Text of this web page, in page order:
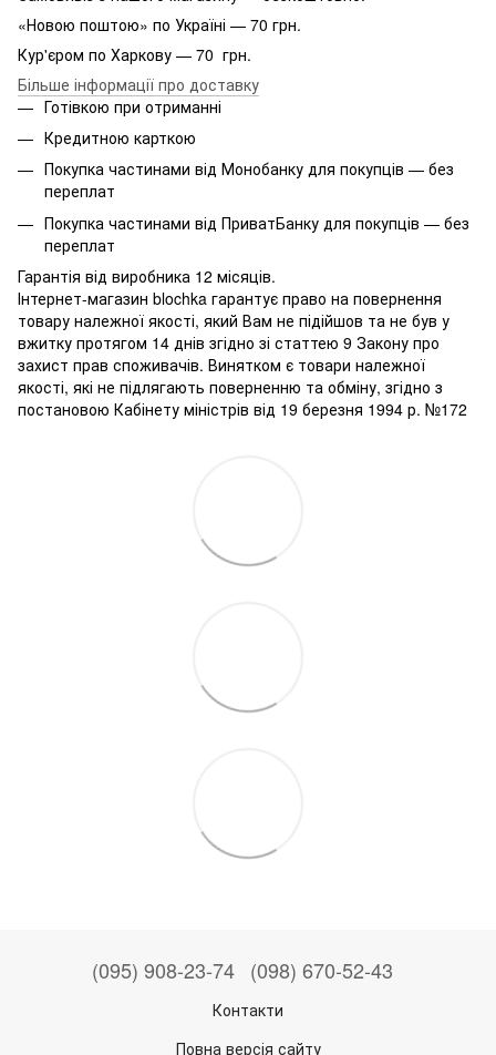
«Новою поштою» по Україні — 70 грн.
Кур'єром по Харкову — 70 грн.
Більше інформації про доставку
Готівкою при отриманні
Кредитною карткою
Покупка частинами від Монобанку для покупців — без
переплат
Покупка частинами від ПриватБанку для покупців — без
переплат
Гарантія від виробника 12 місяців.
Інтернет-магазин blochka гарантує право на повернення
товару належної якості, який Вам не підійшов та не був у
вжитку протягом 14 днів згідно зі статтею 9 Закону про
захист прав споживачів. Винятком є ​​товари належної
якості, які не підлягають поверненню та обміну, згідно з
постановою Кабінету міністрів від 19 березня 1994 р. №172
(095) 908-23-74 (098) 670-52-43
Контакти
Повна версія сайту